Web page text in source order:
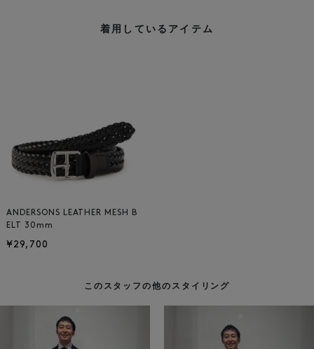
着用しているアイテム
ANDERSONS LEATHER MESH B
ELT 30mm
¥29,700
このスタッフの他のスタイリング